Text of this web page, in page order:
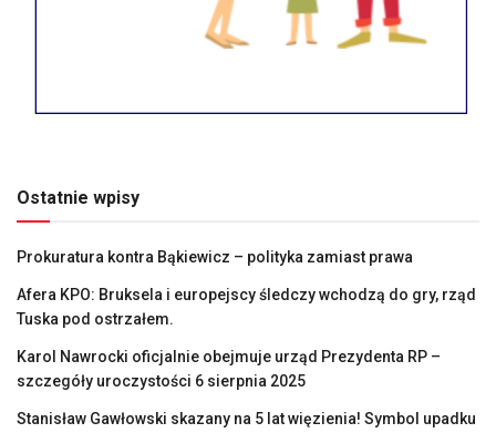
Ostatnie wpisy
Prokuratura kontra Bąkiewicz – polityka zamiast prawa
Afera KPO: Bruksela i europejscy śledczy wchodzą do gry, rząd
Tuska pod ostrzałem.
Karol Nawrocki oficjalnie obejmuje urząd Prezydenta RP –
szczegóły uroczystości 6 sierpnia 2025
Stanisław Gawłowski skazany na 5 lat więzienia! Symbol upadku